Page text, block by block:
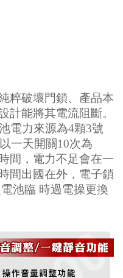
粹破壞門鎖、產品本
計能將其電流阻斷。
電力來源為4顆3號
一天開關10次為
間，電力不足會在一
間出國在外，電子鎖
池臨 時過電操更換